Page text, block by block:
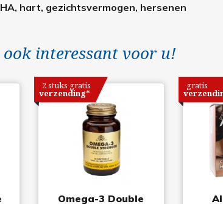
hart, gezichtsvermogen, hersenen
interessant voor u!
Omega-3 Double
2 stuks gratis
verzending*
gratis